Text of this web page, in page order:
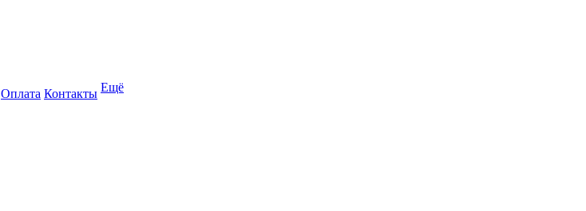
Оплата Контакты Ещё